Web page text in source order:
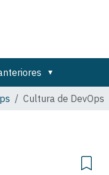
Cultura de DevOps